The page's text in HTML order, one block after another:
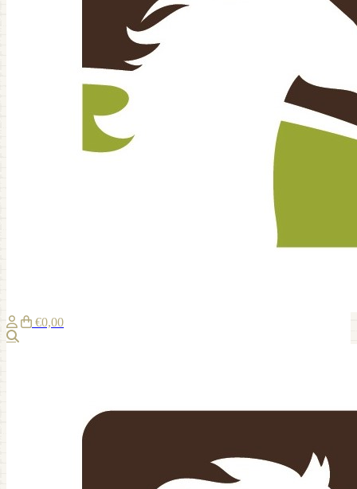
€0,00